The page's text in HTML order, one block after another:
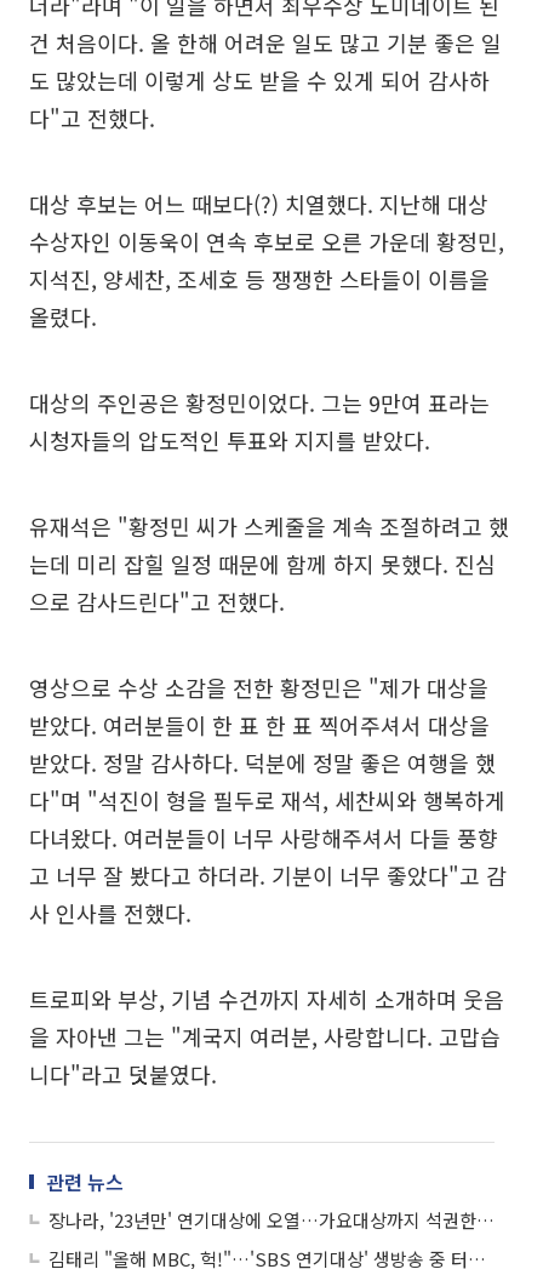
건 처음이다. 올 한해 어려운 일도 많고 기분 좋은 일
도 많았는데 이렇게 상도 받을 수 있게 되어 감사하
다"고 전했다.
대상 후보는 어느 때보다(?) 치열했다. 지난해 대상
수상자인 이동욱이 연속 후보로 오른 가운데 황정민,
지석진, 양세찬, 조세호 등 쟁쟁한 스타들이 이름을
올렸다.
대상의 주인공은 황정민이었다. 그는 9만여 표라는
시청자들의 압도적인 투표와 지지를 받았다.
유재석은 "황정민 씨가 스케줄을 계속 조절하려고 했
는데 미리 잡힐 일정 때문에 함께 하지 못했다. 진심
으로 감사드린다"고 전했다.
영상으로 수상 소감을 전한 황정민은 "제가 대상을
받았다. 여러분들이 한 표 한 표 찍어주셔서 대상을
받았다. 정말 감사하다. 덕분에 정말 좋은 여행을 했
다"며 "석진이 형을 필두로 재석, 세찬씨와 행복하게
다녀왔다. 여러분들이 너무 사랑해주셔서 다들 풍향
고 너무 잘 봤다고 하더라. 기분이 너무 좋았다"고 감
사 인사를 전했다.
트로피와 부상, 기념 수건까지 자세히 소개하며 웃음
을 자아낸 그는 "계국지 여러분, 사랑합니다. 고맙습
니다"라고 덧붙였다.
관련 뉴스
장나라, '23년만' 연기대상에 오열…가요대상까지 석권한 최초의 스타
김태리 "올해 MBC, 헉!"…'SBS 연기대상' 생방송 중 터진 대형 말실수